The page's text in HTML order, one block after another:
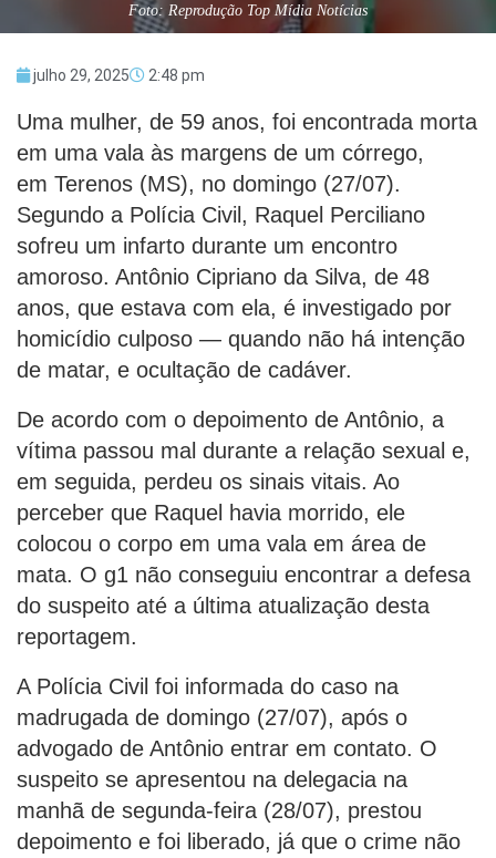
Foto: Reprodução Top Mídia Notícias
julho 29, 2025 2:48 pm
Uma mulher, de 59 anos, foi encontrada morta
em uma vala às margens de um córrego,
em Terenos (MS), no domingo (27/07).
Segundo a Polícia Civil, Raquel Perciliano
sofreu um infarto durante um encontro
amoroso. Antônio Cipriano da Silva, de 48
anos, que estava com ela, é investigado por
homicídio culposo — quando não há intenção
de matar, e ocultação de cadáver.
De acordo com o depoimento de Antônio, a
vítima passou mal durante a relação sexual e,
em seguida, perdeu os sinais vitais. Ao
perceber que Raquel havia morrido, ele
colocou o corpo em uma vala em área de
mata. O g1 não conseguiu encontrar a defesa
do suspeito até a última atualização desta
reportagem.
A Polícia Civil foi informada do caso na
madrugada de domingo (27/07), após o
advogado de Antônio entrar em contato. O
suspeito se apresentou na delegacia na
manhã de segunda-feira (28/07), prestou
depoimento e foi liberado, já que o crime não